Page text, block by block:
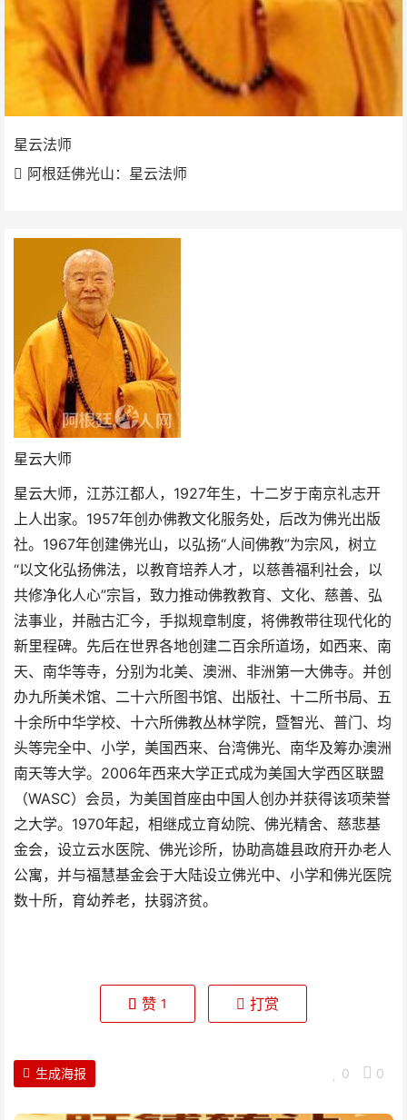
星云法师
阿根廷佛光山：星云法师
星云大师
星云大师，江苏江都人，1927年生，十二岁于南京礼志开
上人出家。1957年创办佛教文化服务处，后改为佛光出版
社。1967年创建佛光山，以弘扬“人间佛教”为宗风，树立
“以文化弘扬佛法，以教育培养人才，以慈善福利社会，以
共修净化人心”宗旨，致力推动佛教教育、文化、慈善、弘
法事业，并融古汇今，手拟规章制度，将佛教带往现代化的
新里程碑。先后在世界各地创建二百余所道场，如西来、南
天、南华等寺，分别为北美、澳洲、非洲第一大佛寺。并创
办九所美术馆、二十六所图书馆、出版社、十二所书局、五
十余所中华学校、十六所佛教丛林学院，暨智光、普门、均
头等完全中、小学，美国西来、台湾佛光、南华及筹办澳洲
南天等大学。2006年西来大学正式成为美国大学西区联盟
（WASC）会员，为美国首座由中国人创办并获得该项荣誉
之大学。1970年起，相继成立育幼院、佛光精舍、慈悲基
金会，设立云水医院、佛光诊所，协助高雄县政府开办老人
公寓，并与福慧基金会于大陆设立佛光中、小学和佛光医院
数十所，育幼养老，扶弱济贫。
赞 1 打赏
0 0
生成海报